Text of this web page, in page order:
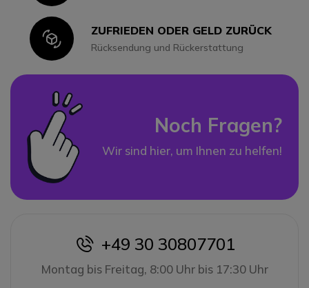
IconZUFRIEDEN ODER GELD ZURÜCK
Rücksendung und Rückerstattung
Noch Fragen?
Wir sind hier, um Ihnen zu helfen!
icon
+49 30 30807701
Montag bis Freitag, 8:00 Uhr bis 17:30 Uhr